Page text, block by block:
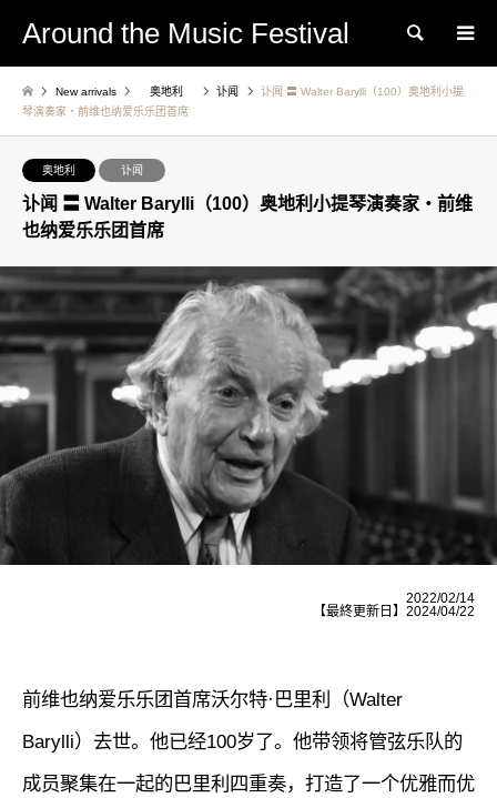
Around the Music Festival Search
New arrivals 奥地利 讣闻
讣闻 〓 Walter Barylli（100）奥地利小提
琴演奏家・前维也纳爱乐乐团首席
奥地利 讣闻
讣闻 〓 Walter Barylli（100）奥地利小提琴演奏家・前维
也纳爱乐乐团首席
2022/02/14
【最終更新日】2024/04/22
前维也纳爱乐乐团首席沃尔特·巴里利（Walter
Barylli）去世。他已经100岁了。他带领将管弦乐队的
成员聚集在一起的巴里利四重奏，打造了一个优雅而优